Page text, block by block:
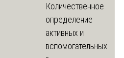
Количественное
определение
активных и
вспомогательных